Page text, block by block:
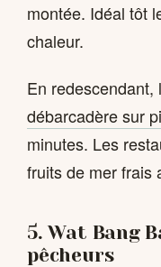
montée. Idéal tôt
chaleur.
En redescendant,
débarcadère sur
minutes. Les
fruits de mer frais
5. Wat Bang
pêcheurs